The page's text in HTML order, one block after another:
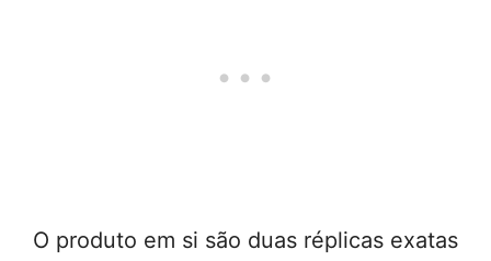
O produto em si são duas réplicas exatas